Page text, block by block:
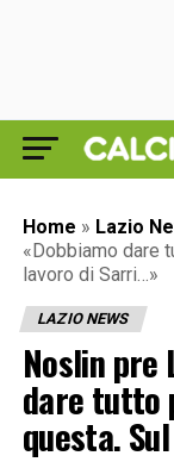
Home » Lazio
«Dobbiamo dare
lavoro di Sarri…»
LAZIO NEWS
Noslin pre
dare tutto
questa.